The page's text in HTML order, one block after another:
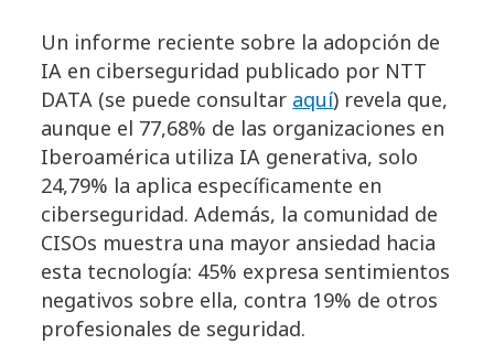
Un informe reciente sobre la adopción de
IA en ciberseguridad publicado por NTT
DATA (se puede consultar aquí) revela que,
aunque el 77,68% de las organizaciones en
Iberoamérica utiliza IA generativa, solo
24,79% la aplica específicamente en
ciberseguridad. Además, la comunidad de
CISOs muestra una mayor ansiedad hacia
esta tecnología: 45% expresa sentimientos
negativos sobre ella, contra 19% de otros
profesionales de seguridad.